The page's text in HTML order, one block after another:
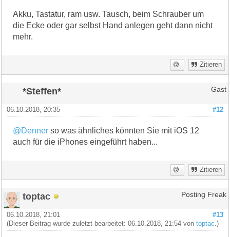
Akku, Tastatur, ram usw. Tausch, beim Schrauber um
die Ecke oder gar selbst Hand anlegen geht dann nicht
mehr.
Zitieren
*Steffen* Gast
#12
06.10.2018, 20:35
@Denner so was ähnliches könnten Sie mit iOS 12
auch für die iPhones eingeführt haben...
Zitieren
toptac Posting Freak
#13
06.10.2018, 21:01
(Dieser Beitrag wurde zuletzt bearbeitet: 06.10.2018, 21:54 vontoptac .)